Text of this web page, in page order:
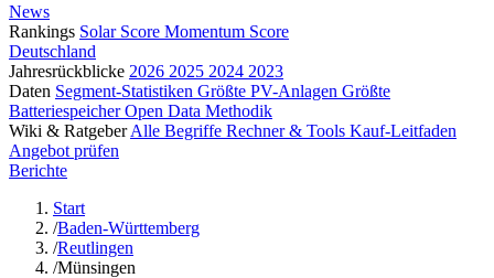
News
Rankings Solar Score Momentum Score
Deutschland
Jahresrückblicke 2026 2025 2024 2023
Daten Segment-Statistiken Größte PV-Anlagen Größte
BatteriespeicherOpen Data Methodik
Wiki & Ratgeber Alle Begriffe Rechner & Tools Kauf-Leitfaden
Angebot prüfen
Berichte
Start
/Baden-Württemberg
/Reutlingen
/Münsingen